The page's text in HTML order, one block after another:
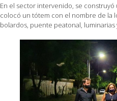
En el sector intervenido, se
colocó un tótem con el nombre de la
bolardos, puente peatonal, luminarias